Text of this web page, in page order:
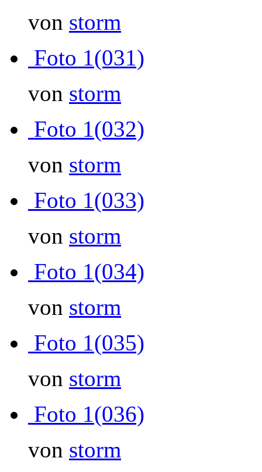
von storm
Foto 1(031)
von storm
Foto 1(032)
von storm
Foto 1(033)
von storm
Foto 1(034)
von storm
Foto 1(035)
von storm
Foto 1(036)
von storm